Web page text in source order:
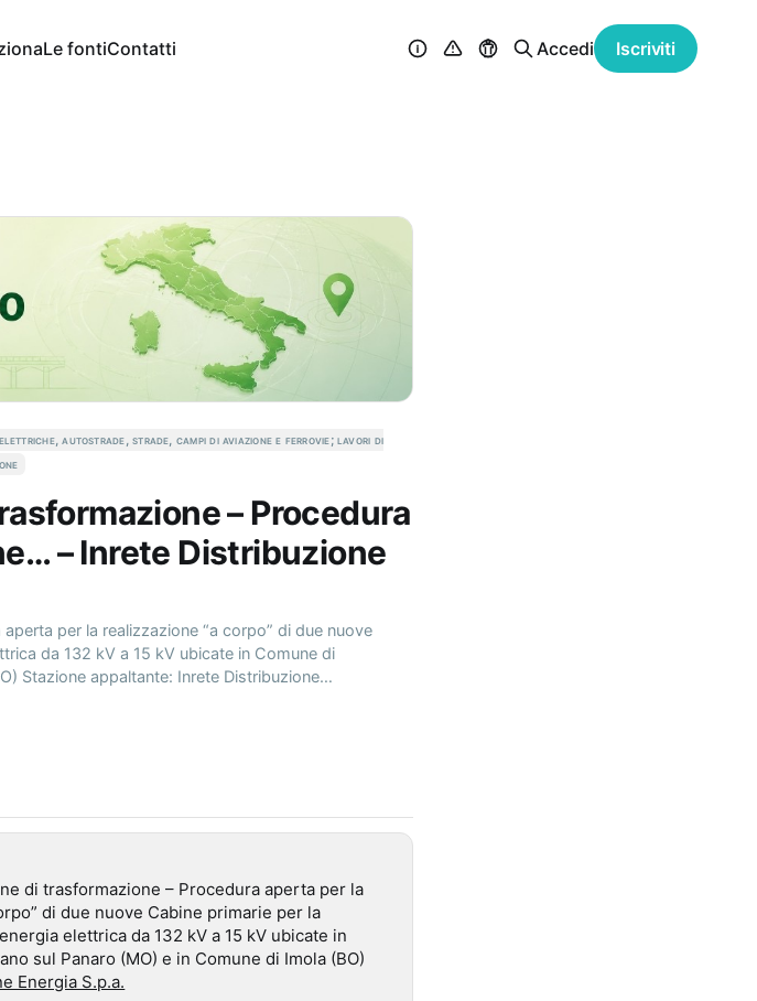
Le fontiContatti Accedi Iscriviti
autostrade, strade, campi di aviazione e ferrovie; lavori di
– Procedura
– Inrete Distribuzione
per la realizzazione “a corpo” di due nuove
da 132 kV a 15 kV ubicate in Comune di
Stazione appaltante: Inrete Distribuzione…
di trasformazione – Procedura aperta per la
di due nuove Cabine primarie per la
elettrica da 132 kV a 15 kV ubicate in
sul Panaro (MO) e in Comune di Imola (BO)
Energia S.p.a.